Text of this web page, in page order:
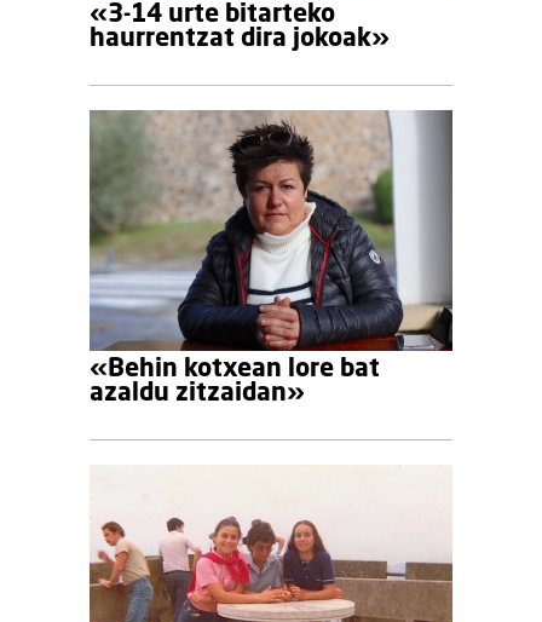
«3-14 urte bitarteko
haurrentzat dira jokoak»
«Behin kotxean lore bat
azaldu zitzaidan»